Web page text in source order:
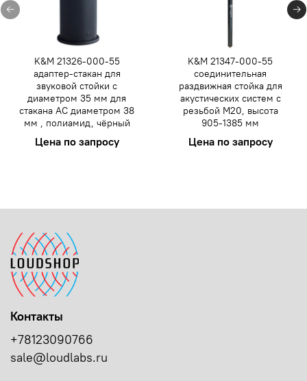
K&M 21326-000-55
адаптер-стакан для
звуковой стойки с
диаметром 35 мм для
стакана АС диаметром 38
мм , полиамид, чёрный
Цена по запросу
K&M 21347-000-55
соединительная
раздвижная стойка для
акустических систем с
резьбой М20, высота
905-1385 мм
Цена по запросу
Контакты
+78123090766
sale@loudlabs.ru